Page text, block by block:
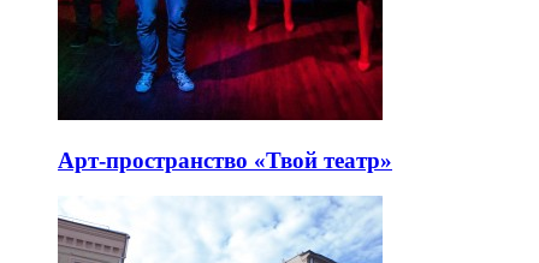
Арт-пространство «Твой театр»